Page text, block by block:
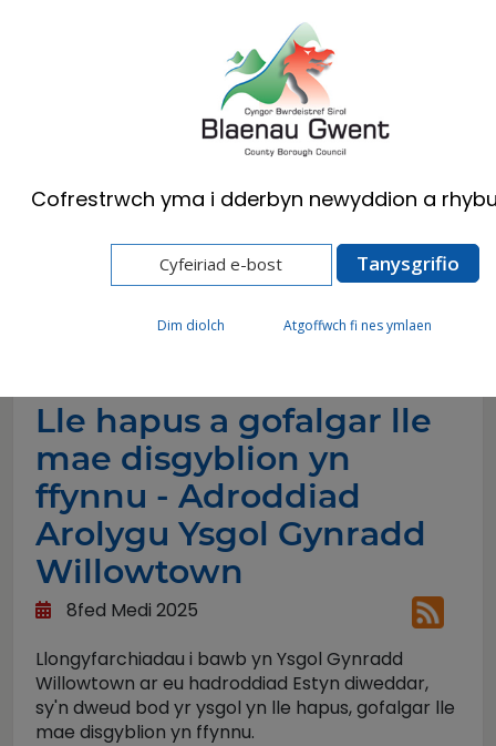
English
Lle hapus a gofalgar lle mae disgyblion yn
ffynnu - Adroddiad Arolygu Ysgol Gynradd
Lle hapus a gofalgar lle
mae disgyblion yn
ffynnu - Adroddiad
Arolygu Ysgol Gynradd
Willowtown
8fed Medi 2025
Llongyfarchiadau i bawb yn Ysgol Gynradd
Willowtown ar eu hadroddiad Estyn diweddar,
sy'n dweud bod yr ysgol yn lle hapus, gofalgar lle
mae disgyblion yn ffynnu.
Cofrestrwch yma i dderbyn newyddion a
Dim diolch Atgoffwch fi nes ymlaen